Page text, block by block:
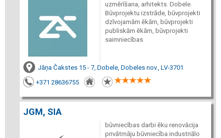
uzmērīšana, arhitekts. Dobele.
Būvprojektu izstrāde, būvprojekti
dzīvojamām ēkām, būvprojekti
publiskām ēkām, būvprojekti
saimniecības
Jāņa Čakstes 15 - 7, Dobele, Dobeles nov., LV-3701
+371 28636755
JGM, SIA
būvniecības darbi ēku renovācija
privātmāju būvniecība industriālo